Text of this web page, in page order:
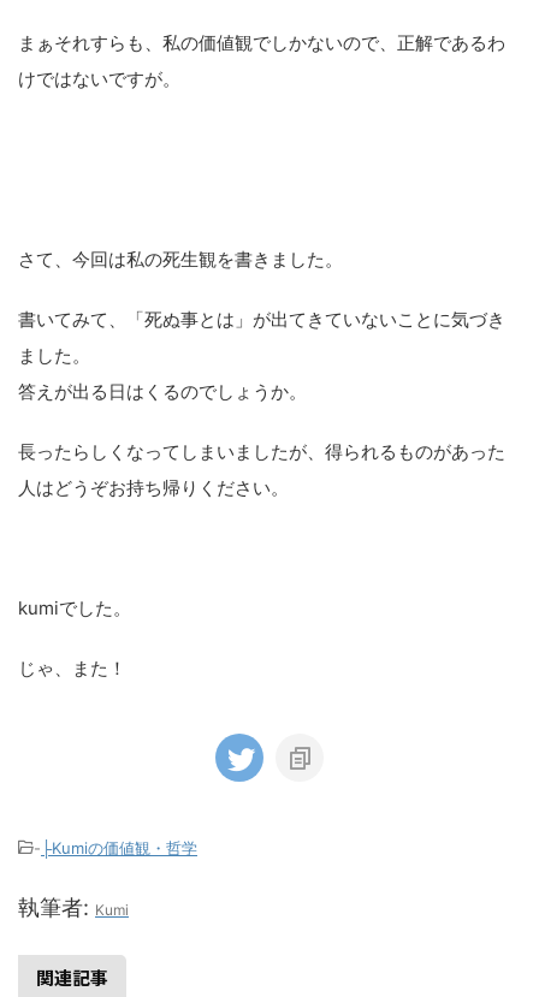
さて、今回は私の死生観を書きました。
長ったらしくなってしまいましたが、得られるものがあった
じゃ、また！
├Kumiの価値観・哲学